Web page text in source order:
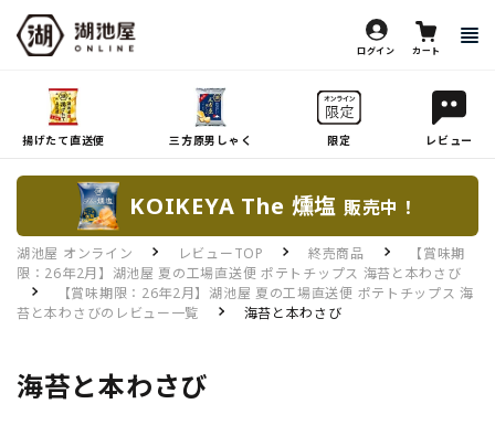
ログイン カート
揚げたて直送便 三方原男しゃく 限定 レビュー
KOIKEYA The 燻塩 販売中！
湖池屋 オンライン レビューTOP 終売商品
【賞味期
限：26年2月】湖池屋 夏の工場直送便 ポテトチップス 海苔と本わさび
【賞味期限：26年2月】湖池屋 夏の工場直送便 ポテトチップス 海
苔と本わさびのレビュー一覧
海苔と本わさび
海苔と本わさび